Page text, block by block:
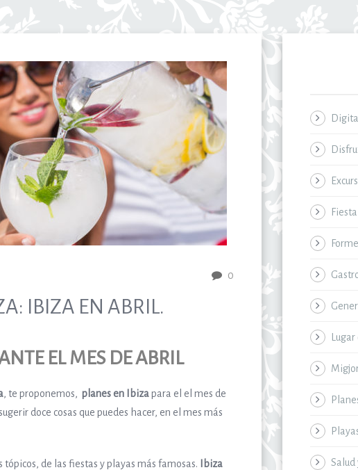
0
IBIZA EN ABRIL.
EL MES DE ABRIL
, te proponemos, planes en Ibizapara el el mes de
doce cosas que puedes hacer, en el mes más
tópicos, de las fiestas y playas más famosas.
Ibiza
Salud